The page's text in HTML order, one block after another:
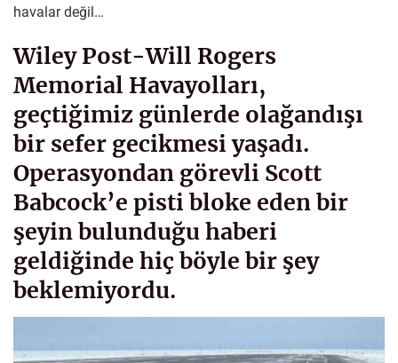
havalar değil…
Wiley Post-Will Rogers
Memorial Havayolları,
geçtiğimiz günlerde olağandışı
bir sefer gecikmesi yaşadı.
Operasyondan görevli Scott
Babcock’e pisti bloke eden bir
şeyin bulunduğu haberi
geldiğinde hiç böyle bir şey
beklemiyordu.